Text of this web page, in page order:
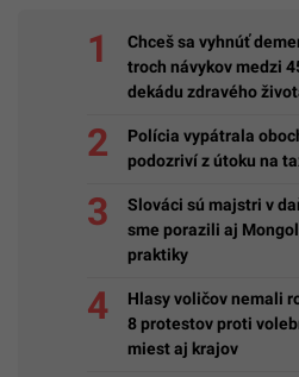
Chceš sa vyhnúť
troch návykov medzi
dekádu zdravého
Polícia vypátrala
podozriví z útoku na
Slováci sú majstri v
sme porazili aj
praktiky
Hlasy voličov nemali
8 protestov proti
miest aj krajov